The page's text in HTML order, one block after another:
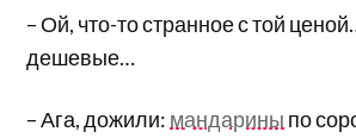
– Ой, что-то странное с той
дешевые…
– Ага, дожили: мандарины по